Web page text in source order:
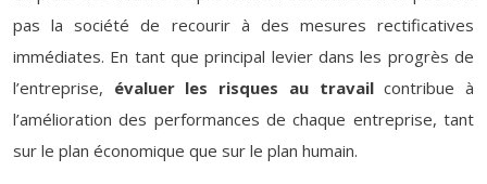
pas la société de recourir à des mesures rectificatives
immédiates. En tant que principal levier dans les progrès de
l’entreprise, évaluer les risques au travailcontribue à
l’amélioration des performances de chaque entreprise, tant
sur le plan économique que sur le plan humain.